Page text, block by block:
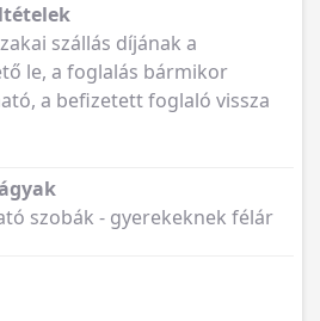
szállás díjának a
le, a foglalás bármikor
a befizetett foglaló vissza
szobák - gyerekeknek félár